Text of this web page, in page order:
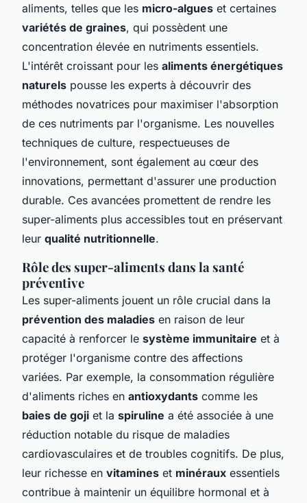
aliments, telles que les micro-algues et certaines
variétés de graines, qui possèdent une
concentration élevée en nutriments essentiels.
L'intérêt croissant pour les aliments énergétiques
naturels pousse les experts à découvrir des
méthodes novatrices pour maximiser l'absorption
de ces nutriments par l'organisme. Les nouvelles
techniques de culture, respectueuses de
l'environnement, sont également au cœur des
innovations, permettant d'assurer une production
durable. Ces avancées promettent de rendre les
super-aliments plus accessibles tout en préservant
leur qualité nutritionnelle.
Rôle des super-aliments dans la santé
préventive
Les super-aliments jouent un rôle crucial dans la
prévention des maladies en raison de leur
capacité à renforcer le système immunitaire et à
protéger l'organisme contre des affections
variées. Par exemple, la consommation régulière
d'aliments riches en antioxydants comme les
baies de goji et la spiruline a été associée à une
réduction notable du risque de maladies
cardiovasculaires et de troubles cognitifs. De plus,
leur richesse en vitamines et minéraux essentiels
contribue à maintenir un équilibre hormonal et à